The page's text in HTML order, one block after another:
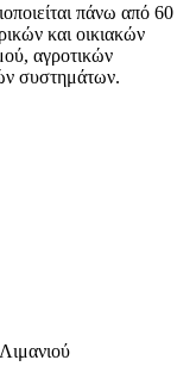
πάνω από 60
και οικιακών
αγροτικών
συστημάτων.